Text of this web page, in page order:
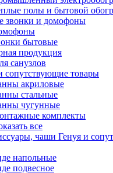
полы и бытовой
звонки и домофоны
бытовые
продукция
санузлов
сопутствующие товары
акриловые
стальные
чугунные
комплекты
все
чаши Генуя и
напольные
подвесное